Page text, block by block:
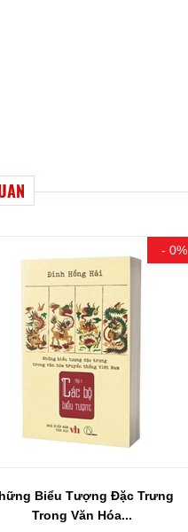
- 0%
Biểu Tượng Đặc Trưng
Trong Văn Hóa...